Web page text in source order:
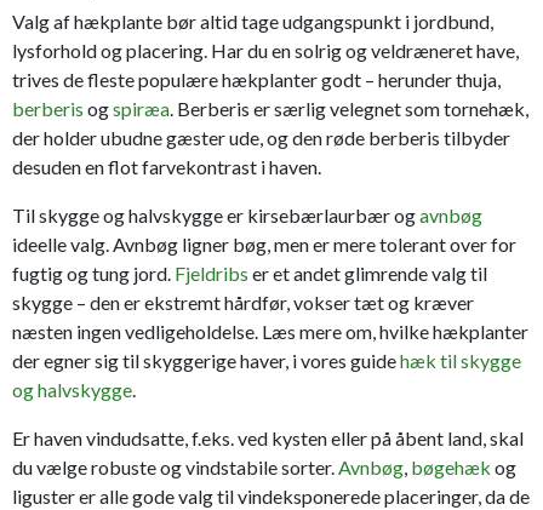
Valg af hækplante bør altid tage udgangspunkt i jordbund,
lysforhold og placering. Har du en solrig og veldræneret have,
trives de fleste populære hækplanter godt – herunder thuja,
berberis ogspiræa. Berberis er særlig velegnet som tornehæk,
der holder ubudne gæster ude, og den røde berberis tilbyder
desuden en flot farvekontrast i haven.
Til skygge og halvskygge er kirsebærlaurbær ogavnbøg
ideelle valg. Avnbøg ligner bøg, men er mere tolerant over for
fugtig og tung jord. Fjeldribs er et andet glimrende valg til
skygge – den er ekstremt hårdfør, vokser tæt og kræver
næsten ingen vedligeholdelse. Læs mere om, hvilke hækplanter
der egner sig til skyggerige haver, i vores guidehæk til skygge
og halvskygge.
Er haven vindudsatte, f.eks. ved kysten eller på åbent land, skal
du vælge robuste og vindstabile sorter.Avnbøg, bøgehæk og
liguster er alle gode valg til vindeksponerede placeringer, da de